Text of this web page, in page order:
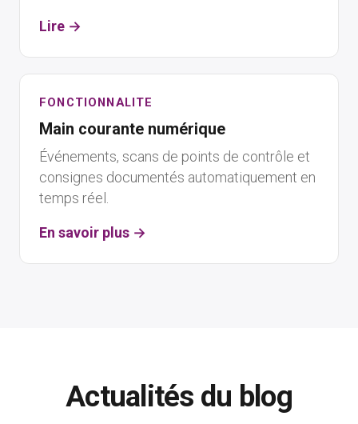
Lire →
FONCTIONNALITE
Main courante numérique
Événements, scans de points de contrôle et
consignes documentés automatiquement en
temps réel.
En savoir plus →
Actualités du blog